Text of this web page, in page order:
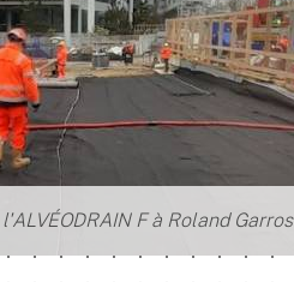
F à Roland Garros